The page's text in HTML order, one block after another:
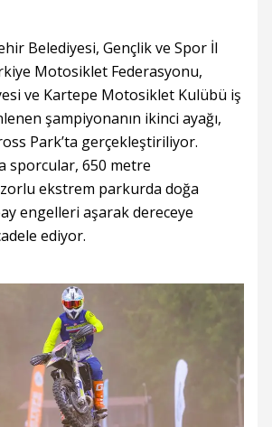
Belediyesi, Gençlik ve Spor İl
Motosiklet Federasyonu,
ve Kartepe Motosiklet Kulübü iş
şampiyonanın ikinci ayağı,
Park’ta gerçekleştiriliyor.
sporcular, 650 metre
ekstrem parkurda doğa
engelleri aşarak dereceye
ediyor.